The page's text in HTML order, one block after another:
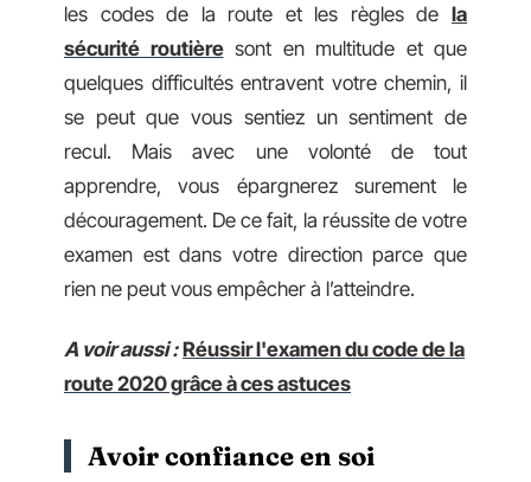
les codes de la route et les règles de la
sécurité routièresont en multitude et que
quelques difficultés entravent votre chemin, il
se peut que vous sentiez un sentiment de
recul. Mais avec une volonté de tout
apprendre, vous épargnerez surement le
découragement. De ce fait, la réussite de votre
examen est dans votre direction parce que
rien ne peut vous empêcher à l’atteindre.
A voir aussi : Réussir l'examen du code de la
route 2020 grâce à ces astuces
Avoir confiance en soi